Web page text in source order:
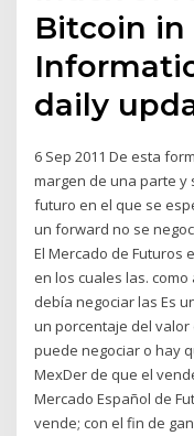
Bitcoin in
daily
6 Sep 2011 De esta
margen de una parte y
futuro en el que se
un forward no se
El Mercado de Futuros
en los cuales las.
debía negociar las Es
un porcentaje del
puede negociar o hay
MexDer de que el
Mercado Español de
vende; con el fin de